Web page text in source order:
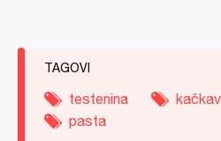
TAGOVI
testenina
pasta